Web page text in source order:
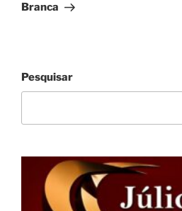
Branca
Pesquisar